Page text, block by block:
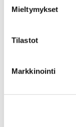
Mieltymykset
Tilastot
Markkinointi
Jatke Uusimaa
Fund VII
Vuosaareen